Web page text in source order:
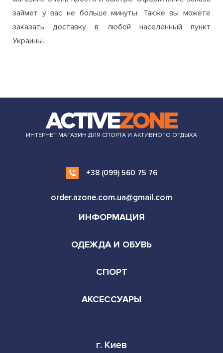
магазине очень просто и быстро. Оформление заказа
займет у вас не больше минуты. Также вы можете
заказать доставку в любой населенный пункт
Украины.
+38 (099) 560 75 76
order.azone.com.ua@gmail.com
ИНФОРМАЦИЯ
ОДЕЖДА И ОБУВЬ
СПОРТ
АКСЕССУАРЫ